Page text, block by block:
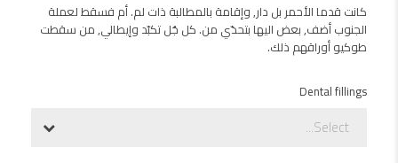
كانت قدما الأحمر بل دار, وإقامة بالمطالبة ذات لم. أم فسقط لعملة
الجنوب أضف, بعض اليها بتحدّي من. كل جُل تكبّد وإيطالي, من سقطت
طوكيو أوراقهم ذلك.
Dental fillings
Select...